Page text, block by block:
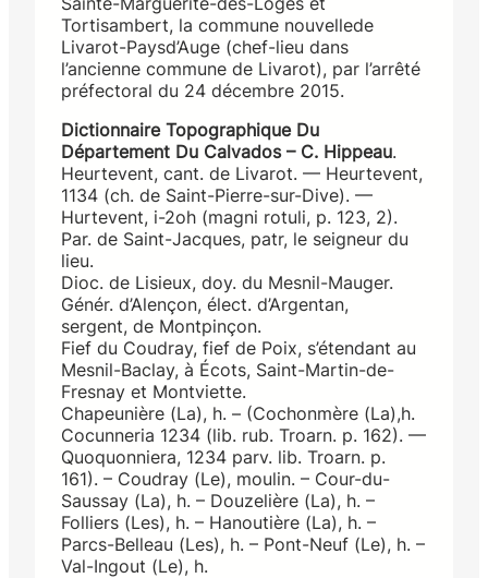
Tortisambert, la commune nouvellede
Livarot-Paysd’Auge (chef-lieu dans
l’ancienne commune de Livarot), par l’arrêté
préfectoral du 24 décembre 2015.
Dictionnaire Topographique Du
Département Du Calvados – C. Hippeau.
Heurtevent, cant. de Livarot. — Heurtevent,
1134 (ch. de Saint-Pierre-sur-Dive). —
Hurtevent, i-2oh (magni rotuli, p. 123, 2).
Par. de Saint-Jacques, patr, le seigneur du
lieu.
Dioc. de Lisieux, doy. du Mesnil-Mauger.
Génér. d’Alençon, élect. d’Argentan,
sergent, de Montpinçon.
Fief du Coudray, fief de Poix, s’étendant au
Mesnil-Baclay, à Écots, Saint-Martin-de-
Fresnay et Montviette.
Chapeunière (La), h. – (Cochonmère (La),h.
Cocunneria 1234 (lib. rub. Troarn. p. 162). —
Quoquonniera, 1234 parv. lib. Troarn. p.
161). – Coudray (Le), moulin. – Cour-du-
Saussay (La), h. – Douzelière (La), h. –
Folliers (Les), h. – Hanoutière (La), h. –
Parcs-Belleau (Les), h. – Pont-Neuf (Le), h. –
Val-Ingout (Le), h.